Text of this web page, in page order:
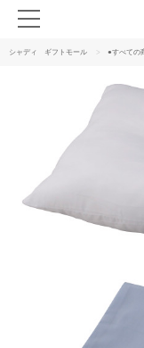
シャディ ギフトモール ●すべての